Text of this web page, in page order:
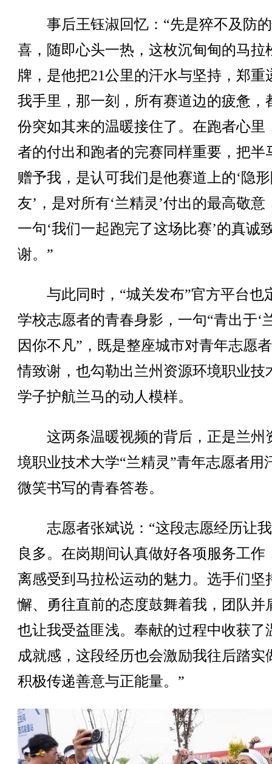
事后王钰淑回忆：“先是猝不及防
喜，随即心头一热，这枚沉甸甸的马拉
牌，是他把21公里的汗水与坚持，郑重
我手里，那一刻，所有赛道边的疲惫，
份突如其来的温暖接住了。在跑者心里
者的付出和跑者的完赛同样重要，把半
赠予我，是认可我们是他赛道上的‘隐
友’，是对所有‘兰精灵’付出的最高敬意
一句‘我们一起跑完了这场比赛’的真诚
谢。”
与此同时，“城关发布”官方平台也
学校志愿者的青春身影，一句“青出于‘
因你不凡”，既是整座城市对青年志愿
情致谢，也勾勒出兰州资源环境职业技
学子护航兰马的动人模样。
这两条温暖视频的背后，正是兰州
境职业技术大学“兰精灵”青年志愿者用
微笑书写的青春答卷。
志愿者张斌说：“这段志愿经历让
良多。在岗期间认真做好各项服务工作
离感受到马拉松运动的魅力。选手们坚
懈、勇往直前的态度鼓舞着我，团队并
也让我受益匪浅。奉献的过程中收获了
成就感，这段经历也会激励我往后踏实
积极传递善意与正能量。”